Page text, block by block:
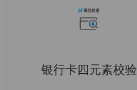
银行卡四元素校验